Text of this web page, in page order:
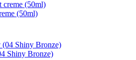
(50ml)
Shiny Bronze)